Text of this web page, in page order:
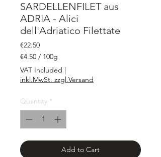
SARDELLENFILET aus
ADRIA - Alici
dell'Adriatico Filettate
€22.50Price
€4.50 / 100g
€4.50
per
100
VAT Included |
inkl.MwSt. zzgl.Versand
Quantity *
Add to Cart